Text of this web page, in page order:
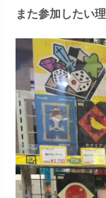
また参加したい